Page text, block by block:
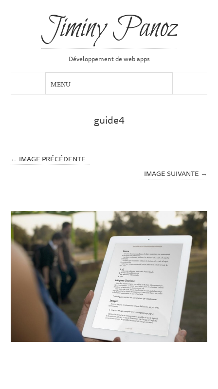
Jiminy Panoz
Développement de web apps
guide4
← IMAGE PRÉCÉDENTE
IMAGE SUIVANTE →